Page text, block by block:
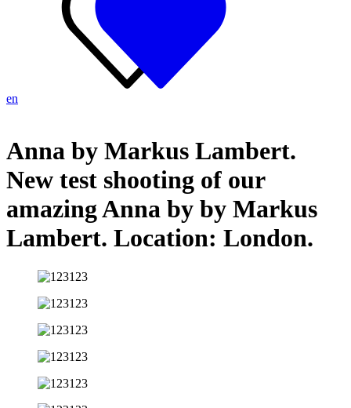
en
Anna by Markus Lambert.
New test shooting of our
amazing Anna by by Markus
Lambert. Location: London.